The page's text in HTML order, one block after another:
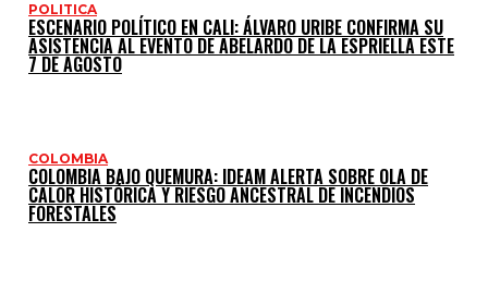
POLITICA
ESCENARIO POLÍTICO EN CALI: ÁLVARO URIBE CONFIRMA SU
ASISTENCIA AL EVENTO DE ABELARDO DE LA ESPRIELLA ESTE
7 DE AGOSTO
COLOMBIA
COLOMBIA BAJO QUEMURA: IDEAM ALERTA SOBRE OLA DE
CALOR HISTÓRICA Y RIESGO ANCESTRAL DE INCENDIOS
FORESTALES